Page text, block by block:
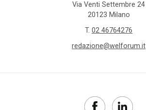
Via Venti Settembre 24
20123 Milano
T. 02 46764276
redazione@welforum.it